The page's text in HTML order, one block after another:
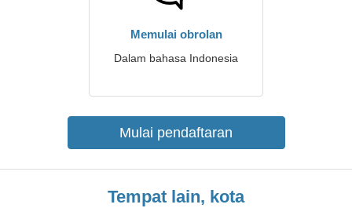
Memulai obrolan
Dalam bahasa Indonesia
Mulai pendaftaran
Tempat lain, kota